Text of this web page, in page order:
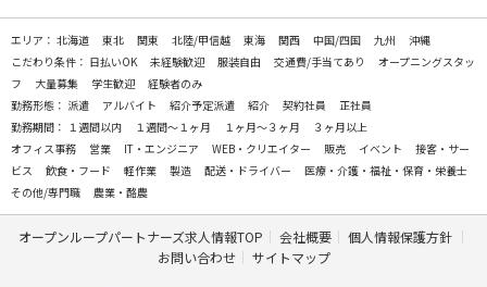
エリア： 北海道 東北 関東 北陸/甲信越 東海 関西 中国/四国 九州
沖縄
こだわり条件： 日払いOK 未経験歓迎 服装自由 交通費/手当てあり
オープニングスタッ
フ
大量募集 学生歓迎
経験者のみ
勤務形態： 派遣 アルバイト 紹介予定派遣 紹介 契約社員
正社員
勤務期間： １週間以内 １週間～１ヶ月 １ヶ月～３ヶ月
３ヶ月以上
オフィス事務
営業 IT・エンジニア WEB・クリエイター 販売 イベント
接客・サー
ビス
飲食・フード 軽作業 製造 配送・ドライバー
医療・介護・福祉・保育・栄養士
その他/専門職
農業・酪農
オープンループパートナーズ求人情報TOP 会社概要
個人情報保護方針
お問い合わせ
サイトマップ